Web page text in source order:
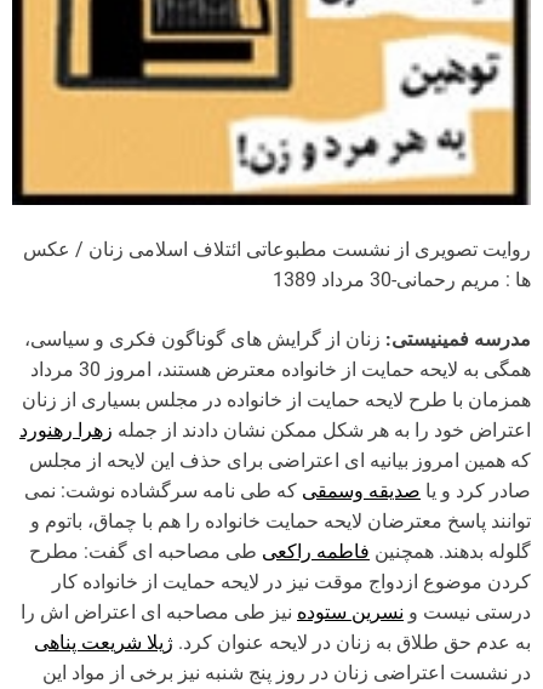
روایت تصویری از نشست مطبوعاتی ائتلاف اسلامی زنان / عکس
ها : مریم رحمانی-30 مرداد 1389
مدرسه فمینیستی: زنان از گرایش های گوناگون فکری و سیاسی،
همگی به لایحه حمایت از خانواده معترض هستند، امروز 30 مرداد
همزمان با طرح لایحه حمایت از خانواده در مجلس بسیاری از زنان
اعتراض خود را به هر شکل ممکن نشان دادند از جمله زهرا رهنورد
که همین امروز بیانیه ای اعتراضی برای حذف این لایحه از مجلس
صادر کرد و یا صدیقه وسمقی که طی نامه سرگشاده نوشت: نمی
توانند پاسخ معترضان لایحه حمایت خانواده را هم با چماق، باتوم و
گلوله بدهند. همچنین فاطمه راکعی طی مصاحبه ای گفت: مطرح
کردن موضوع ازدواج موقت نیز در لایحه حمایت از خانواده کار
درستی نیست و نسرین ستوده نیز طی مصاحبه ای اعتراض اش را
به عدم حق طلاق به زنان در لایحه عنوان کرد. ژیلا شریعت پناهی
در نشست اعتراضی زنان در روز پنج شنبه نیز برخی از مواد این